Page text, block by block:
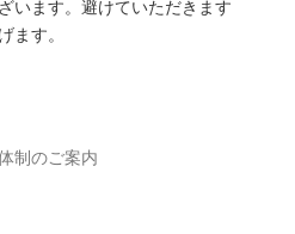
います。避けていただきます
ます。
制のご案内